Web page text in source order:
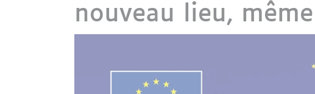
nouveau lieu,